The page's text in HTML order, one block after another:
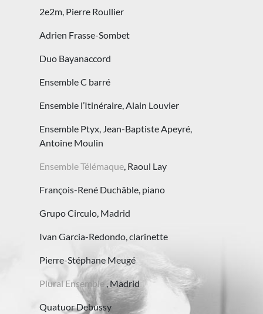
2e2m, Pierre Roullier
Adrien Frasse-Sombet
Duo Bayanaccord
Ensemble C barré
Ensemble l’Itinéraire, Alain Louvier
Ensemble Ptyx, Jean-Baptiste Apeyré,
Antoine Moulin
Ensemble Télémaque , Raoul Lay
François-René Duchâble, piano
Grupo Circulo, Madrid
Ivan Garcia-Redondo, clarinette
Pierre-Stéphane Meugé
Plural Ensemble , Madrid
Quatuor Debussy